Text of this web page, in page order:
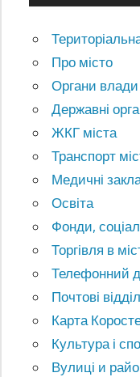
Про місто
Органи влади
Державні
ЖКГ міста
Транспорт
Медичні
Освіта
Фонди,
Торгівля в
Телефонний
Почтові
Карта
Культура і
Вулиці и